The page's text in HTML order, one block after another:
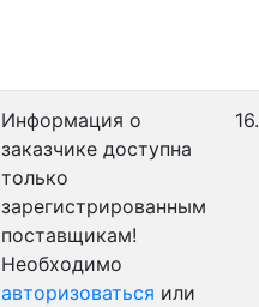
Информация о
заказчике доступна
только
зарегистрированным
поставщикам!
Необходимо
авторизоваться или